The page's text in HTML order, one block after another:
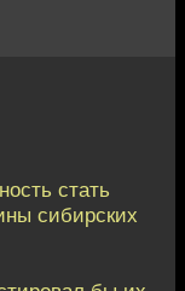
стать
сибирских